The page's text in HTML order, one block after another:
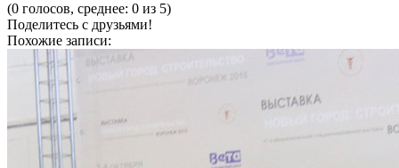
(0 голосов, среднее: 0 из 5)
Поделитесь с друзьями!
Похожие записи: